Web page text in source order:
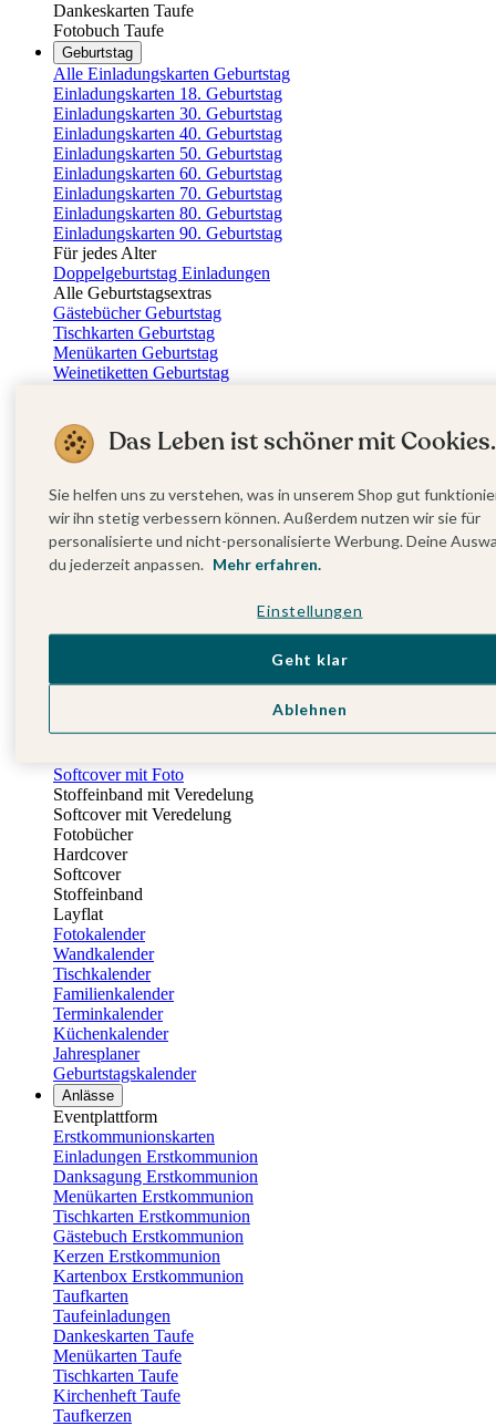
Dankeskarten Taufe
Fotobuch Taufe
Geburtstag
Alle Einladungskarten Geburtstag
Einladungskarten 18. Geburtstag
Einladungskarten 30. Geburtstag
Einladungskarten 40. Geburtstag
Einladungskarten 50. Geburtstag
Einladungskarten 60. Geburtstag
Einladungskarten 70. Geburtstag
Einladungskarten 80. Geburtstag
Einladungskarten 90. Geburtstag
Für jedes Alter
Doppelgeburtstag Einladungen
Alle Geburtstagsextras
Gästebücher Geburtstag
Tischkarten Geburtstag
Menükarten Geburtstag
Weinetiketten Geburtstag
Dankeskarten Geburtstag
Fotobuch Geburtstag
Einladungskarten Kindergeburtstag
Kindergeburtstag Jungen
Kindergeburtstag Mädchen
Kindergeburtstag Unisex
Einladungskarten 1. Geburtstag
Fotobücher
Notizbücher
Softcover mit Foto
Stoffeinband mit Veredelung
Softcover mit Veredelung
Fotobücher
Hardcover
Softcover
Stoffeinband
Layflat
Fotokalender
Wandkalender
Tischkalender
Familienkalender
Terminkalender
Küchenkalender
Jahresplaner
Geburtstagskalender
Anlässe
Eventplattform
Erstkommunionskarten
Einladungen Erstkommunion
Danksagung Erstkommunion
Menükarten Erstkommunion
Tischkarten Erstkommunion
Gästebuch Erstkommunion
Kerzen Erstkommunion
Kartenbox Erstkommunion
Taufkarten
Taufeinladungen
Dankeskarten Taufe
Menükarten Taufe
Tischkarten Taufe
Kirchenheft Taufe
Taufkerzen
Das Leben ist schöner mit Cookies.
Sie helfen uns zu verstehen, was in unserem Shop gut
wir ihn stetig verbessern können. Außerdem nutzen wir sie für
personalisierte und nicht-personalisierte Werbung. Deine
du jederzeit anpassen. Mehr erfahren.
Einstellungen
Ablehnen
Geht klar